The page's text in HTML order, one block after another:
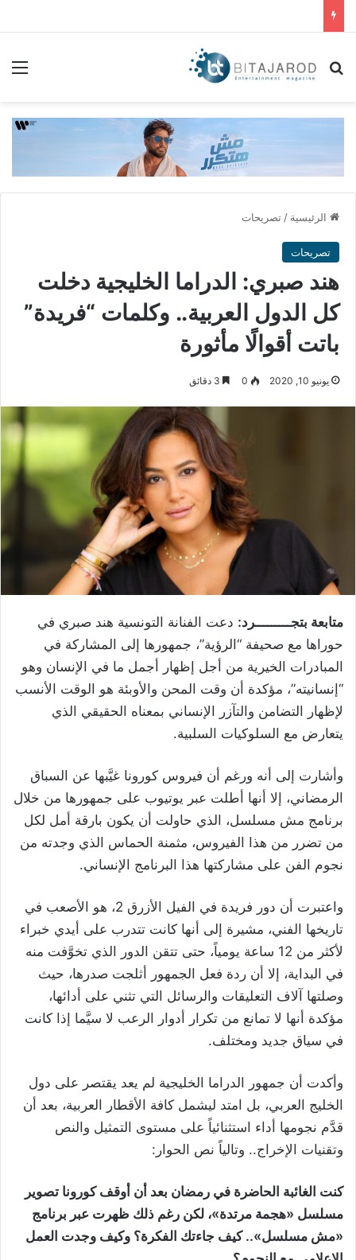
بحث عن
الرئيسية / تصريحات
تصريحات
هند صبري: الدراما الخليجية دخلت
كل الدول العربية.. وكلمات “فريدة”
باتت أقوالًا مأثورة
يونيو 10, 2020 0
متابعة بتجـــــــــرد: دعت الفنانة التونسية هند صبري في
حوراها مع صحيفة “الرؤية”، جمهورها إلى المشاركة في
المبادرات الخيرية من أجل إظهار أجمل ما في الإنسان وهو
“إنسانيته”، مؤكدة أن وقت المحن والأوبئة هو الوقت الأنسب
لإظهار التضامن والتآزر الإنساني بمعناه الحقيقي الذي
يتعارض مع السلوكيات السلبية.
وأشارت إلى أنه ورغم أن فيروس كورونا غيَّبها عن السباق
الرمضاني، إلا أنها أطلت عبر يوتيوب على جمهورها من خلال
برنامج مش مسلسل، الذي حاولت أن يكون بارقة أمل لكل
من تضرر من هذا الفيروس، مثمنة الحماس الذي وجدته من
نجوم الفن على مشاركتها هذا البرنامج الإنساني.
واعتبرت أن دور فريدة في الفيل الأزرق 2، هو الأصعب في
تاريخها الفني، مشيرة إلى أنها كانت تتدرب على أيدي خبراء
لأكثر من 12 ساعة يومياً، حتى تتقن الدور الذي تخوَّفت منه
في البداية، إلا أن ردة فعل الجمهور أثلجت صدرها، حيث
وصلتها آلاف التعليقات والرسائل التي تثني على أدائها،
مؤكدة أنها لا تمانع من تكرار أدوار الرعب لا سيَّما إذا كانت
في سياق جديد ومختلف.
وأكدت أن جمهور الدراما الخليجية لم يعد يقتصر على دول
الخليج العربي، بل امتد ليشمل كافة الأقطار العربية، بعد أن
قدَّم نجومها أداء استثنائياً على مستوى التمثيل والنص
وتقنيات الإخراج.. وتالياً نص الحوار:
كنت الغائبة الحاضرة في رمضان بعد أن أوقف كورونا تصوير
مسلسل «هجمة مرتدة»، لكن رغم ذلك ظهرت عبر برنامج
«مش مسلسل».. كيف جاءتك الفكرة؟ وكيف وجدت العمل